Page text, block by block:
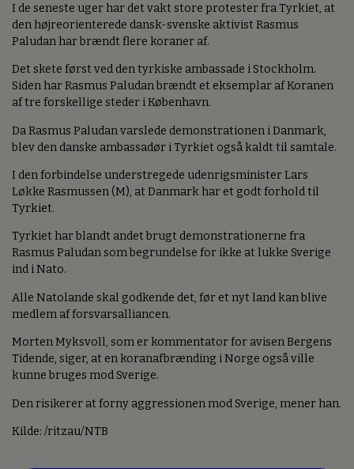
I de seneste uger har det vakt store protester fra Tyrkiet, at
den højreorienterede dansk-svenske aktivist Rasmus
Paludan har brændt flere koraner af.
Det skete først ved den tyrkiske ambassade i Stockholm.
Siden har Rasmus Paludan brændt et eksemplar af Koranen
af tre forskellige steder i København.
Da Rasmus Paludan varslede demonstrationen i Danmark,
blev den danske ambassadør i Tyrkiet også kaldt til samtale.
I den forbindelse understregede udenrigsminister Lars
Løkke Rasmussen (M), at Danmark har et godt forhold til
Tyrkiet.
Tyrkiet har blandt andet brugt demonstrationerne fra
Rasmus Paludan som begrundelse for ikke at lukke Sverige
ind i Nato.
Alle Natolande skal godkende det, før et nyt land kan blive
medlem af forsvarsalliancen.
Morten Myksvoll, som er kommentator for avisen Bergens
Tidende, siger, at en koranafbrænding i Norge også ville
kunne bruges mod Sverige.
Den risikerer at forny aggressionen mod Sverige, mener han.
Kilde: /ritzau/NTB